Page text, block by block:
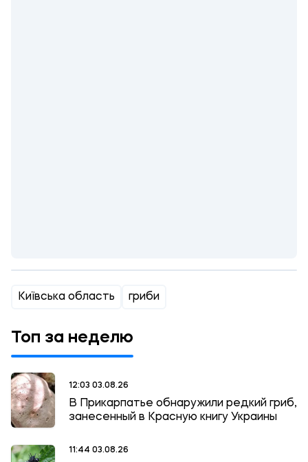
Київська область гриби
Топ за неделю
12:03 03.08.26
В Прикарпатье обнаружили редкий гриб,
занесенный в Красную книгу Украины
11:44 03.08.26